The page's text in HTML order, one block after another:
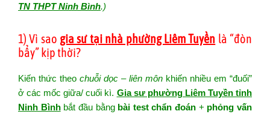
TN THPT Ninh Bình.)
1) Vì sao gia sư tại nhà phường Liêm Tuyền là “đòn
bẩy” kịp thời?
Kiến thức theo chuỗi dọc – liên môn khiến nhiều em “đuối”
ở các mốc giữa/ cuối kì. Gia sư phường Liêm Tuyền tỉnh
Ninh Bìnhbắt đầu bằng bài test chẩn đoán + phỏng vấn